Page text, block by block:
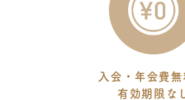
入会・年会費
有効期限なし